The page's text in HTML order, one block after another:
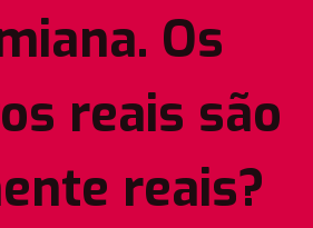
Os
reais são
reais?